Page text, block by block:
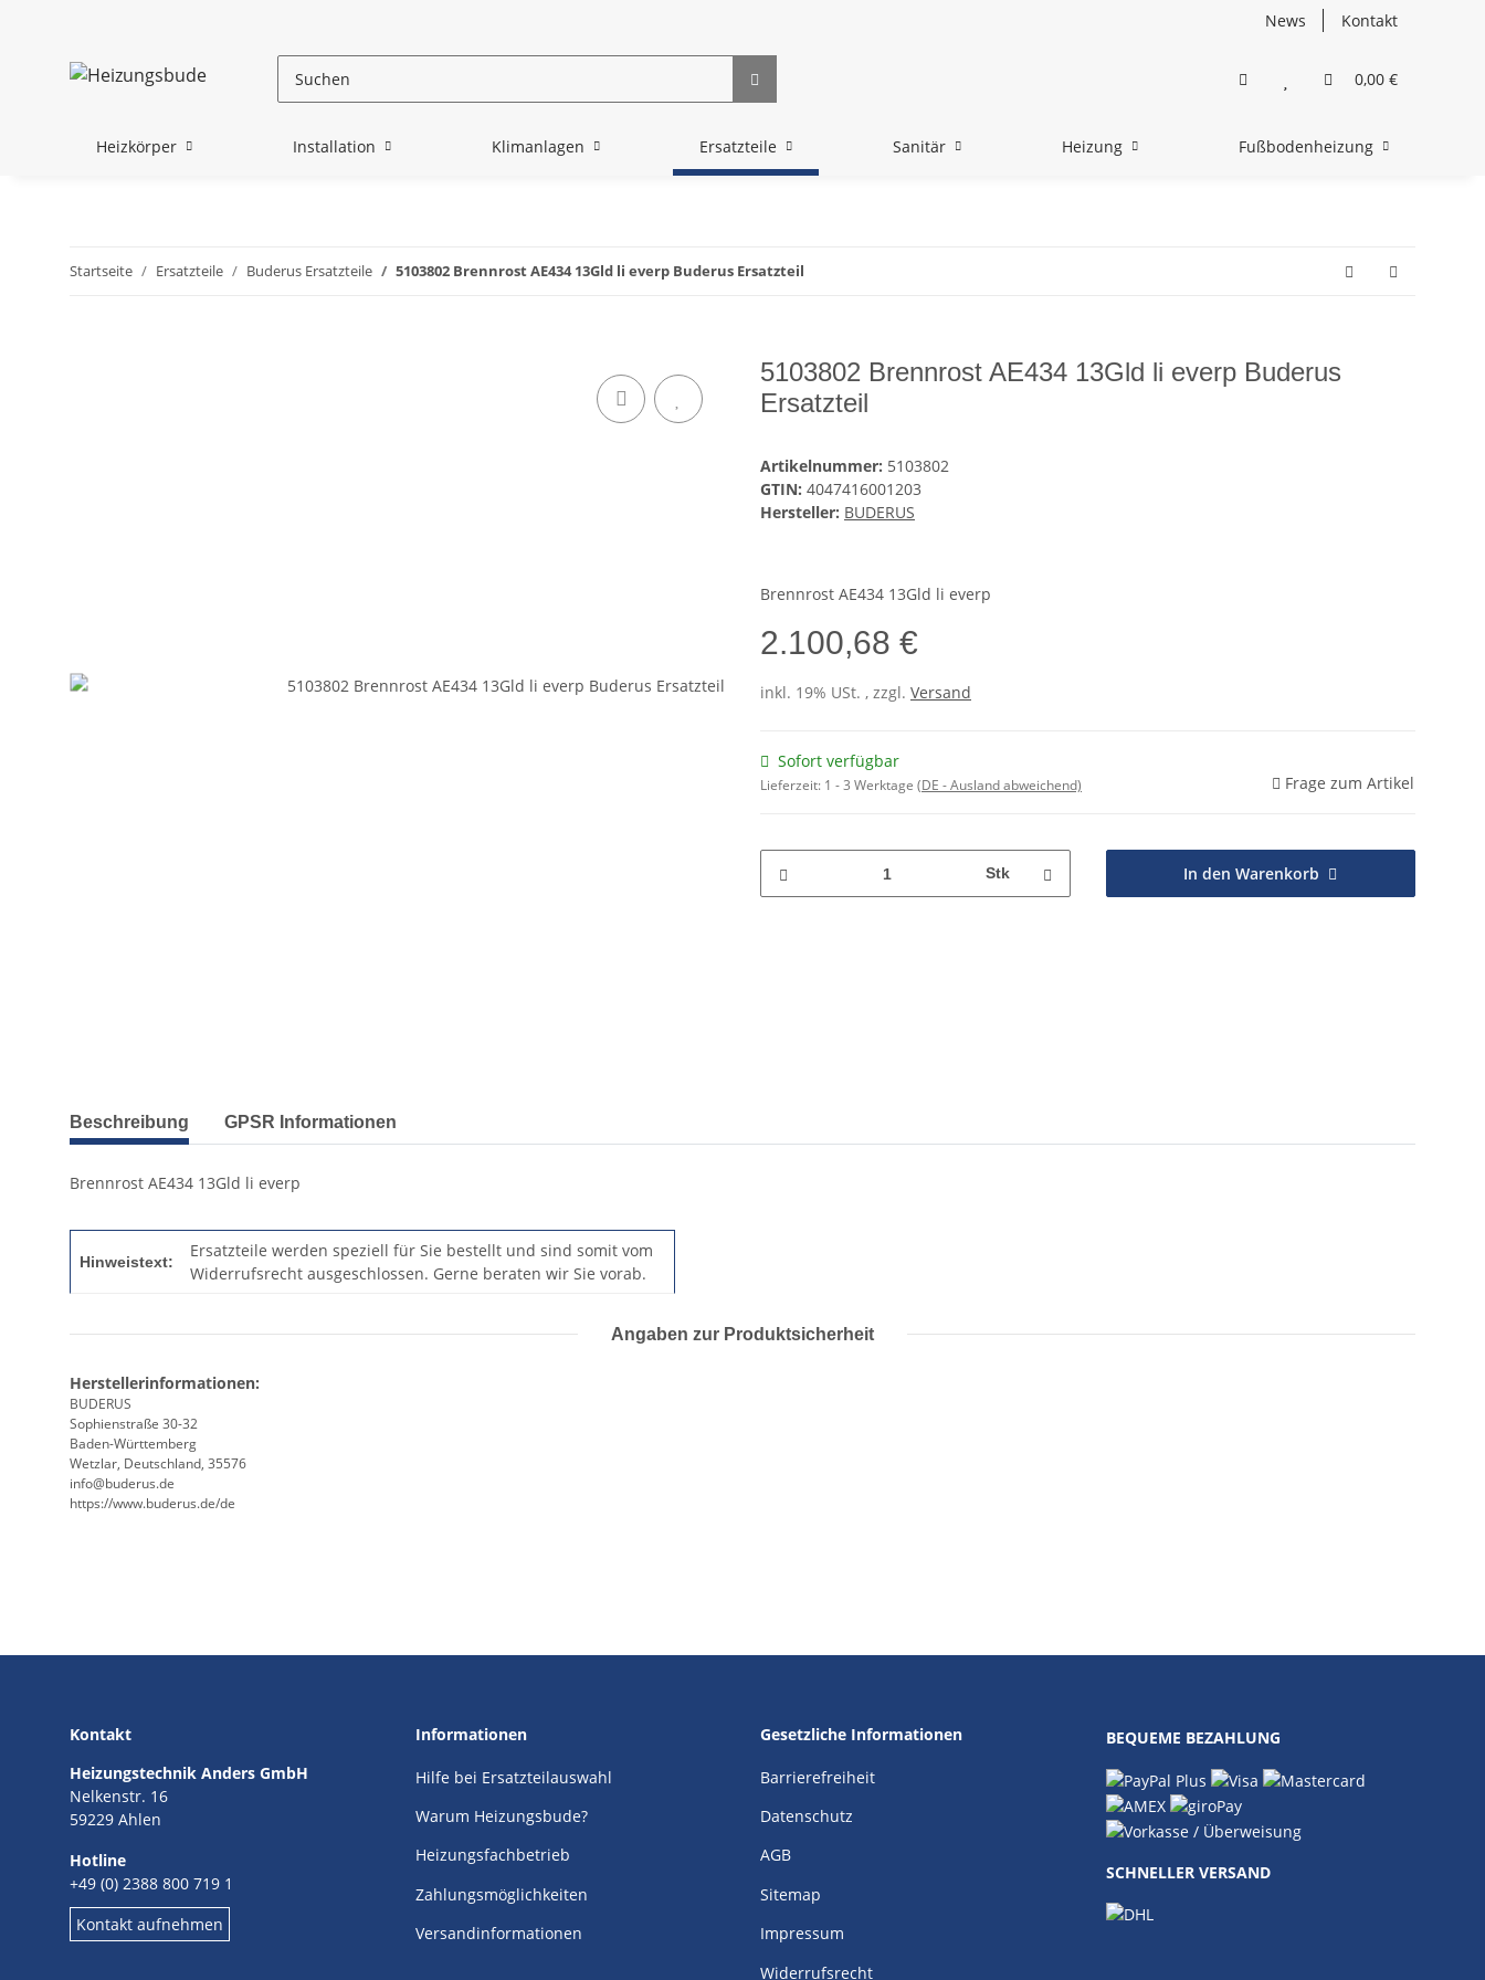
News Kontakt
0,00 €
Heizkörper Installation Klimanlagen Ersatzteile Sanitär Heizung Fußbodenheizung
Startseite Ersatzteile Buderus Ersatzteile 5103802 Brennrost AE434 13Gld li everp Buderus Ersatzteil
5103802 Brennrost AE434 13Gld li everp Buderus
Ersatzteil
Artikelnummer: 5103802
GTIN: 4047416001203
Hersteller: BUDERUS
Brennrost AE434 13Gld li everp
2.100,68 €
inkl. 19% USt. , zzgl. Versand
Sofort verfügbar
Lieferzeit: 1 - 3 Werktage (DE - Ausland abweichend) Frage zum Artikel
Stk In den Warenkorb
Beschreibung GPSR Informationen
Brennrost AE434 13Gld li everp
Hinweistext:
Ersatzteile werden speziell für Sie bestellt und sind somit vom
Widerrufsrecht ausgeschlossen. Gerne beraten wir Sie vorab.
Angaben zur Produktsicherheit
Herstellerinformationen:
BUDERUS
Sophienstraße 30-32
Baden-Württemberg
Wetzlar, Deutschland, 35576
info@buderus.de
https://www.buderus.de/de
Kontakt
Heizungstechnik Anders GmbH
Nelkenstr. 16
59229 Ahlen
Hotline
+49 (0) 2388 800 719 1
Kontakt aufnehmen
Informationen
Hilfe bei Ersatzteilauswahl
Warum Heizungsbude?
Heizungsfachbetrieb
Zahlungsmöglichkeiten
Versandinformationen
Gesetzliche Informationen
Barrierefreiheit
Datenschutz
AGB
Sitemap
Impressum
Widerrufsrecht
BEQUEME BEZAHLUNG
SCHNELLER VERSAND